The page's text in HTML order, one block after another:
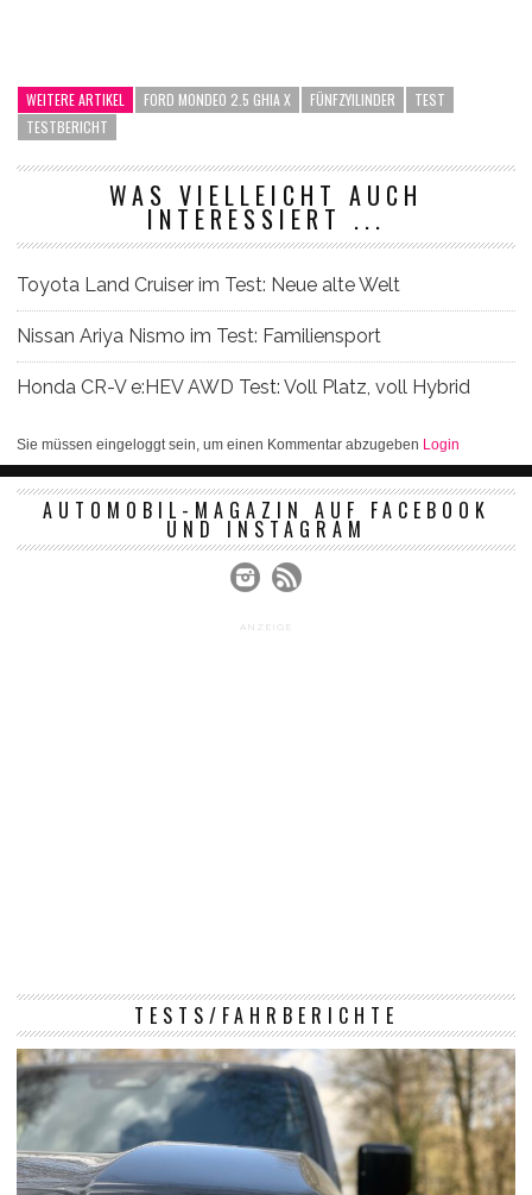
WEITERE ARTIKEL FORD MONDEO 2.5 GHIA X FÜNFZYILINDER
TEST
TESTBERICHT
WAS VIELLEICHT AUCH
INTERESSIERT ...
Toyota Land Cruiser im Test: Neue alte Welt
Nissan Ariya Nismo im Test: Familiensport
Honda CR-V e:HEV AWD Test: Voll Platz, voll Hybrid
Sie müssen eingeloggt sein, um einen Kommentar abzugeben Login
AUTOMOBIL-MAGAZIN AUF FACEBOOK
UND INSTAGRAM
ANZEIGE
TESTS/FAHRBERICHTE